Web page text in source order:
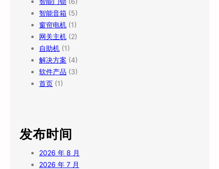
智能音箱 (5)
窗帘电机 (1)
网关主机 (2)
自助机 (1)
解决方案 (4)
软件产品 (3)
首页 (1)
发布时间
2026 年 8 月
2026 年 7 月